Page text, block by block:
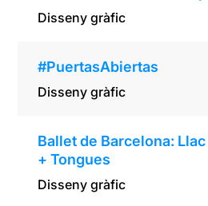
Disseny gràfic
#PuertasAbiertas
Disseny gràfic
Ballet de Barcelona:
+ Tongues
Disseny gràfic